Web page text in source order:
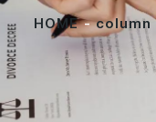
HOME-column